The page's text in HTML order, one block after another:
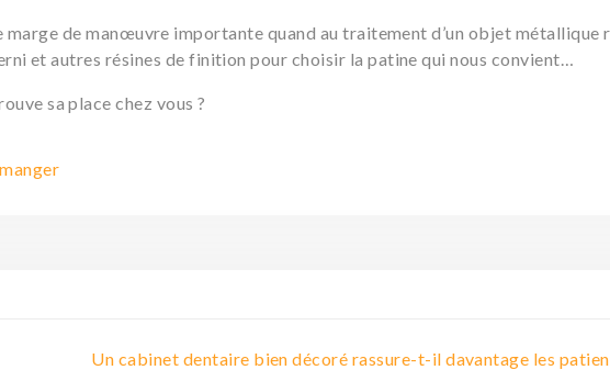
marge de manœuvre importante quand au traitement d’un objet
et autres résines de finition pour choisir la patine qui nous convient…
sa place chez vous ?
Un cabinet dentaire bien décoré rassure-t-il davantage les